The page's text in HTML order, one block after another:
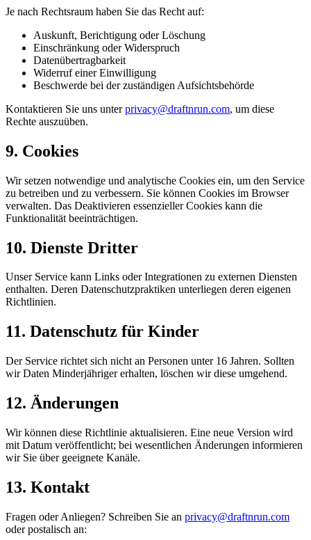
Je nach Rechtsraum haben Sie das Recht auf:
Auskunft, Berichtigung oder Löschung
Einschränkung oder Widerspruch
Datenübertragbarkeit
Widerruf einer Einwilligung
Beschwerde bei der zuständigen Aufsichtsbehörde
Kontaktieren Sie uns unterprivacy@draftnrun.com, um diese
Rechte auszuüben.
9. Cookies
Wir setzen notwendige und analytische Cookies ein, um den Service
zu betreiben und zu verbessern. Sie können Cookies im Browser
verwalten. Das Deaktivieren essenzieller Cookies kann die
Funktionalität beeinträchtigen.
10. Dienste Dritter
Unser Service kann Links oder Integrationen zu externen Diensten
enthalten. Deren Datenschutzpraktiken unterliegen deren eigenen
Richtlinien.
11. Datenschutz für Kinder
Der Service richtet sich nicht an Personen unter 16 Jahren. Sollten
wir Daten Minderjähriger erhalten, löschen wir diese umgehend.
12. Änderungen
Wir können diese Richtlinie aktualisieren. Eine neue Version wird
mit Datum veröffentlicht; bei wesentlichen Änderungen informieren
wir Sie über geeignete Kanäle.
13. Kontakt
Fragen oder Anliegen? Schreiben Sie an privacy@draftnrun.com
oder postalisch an: